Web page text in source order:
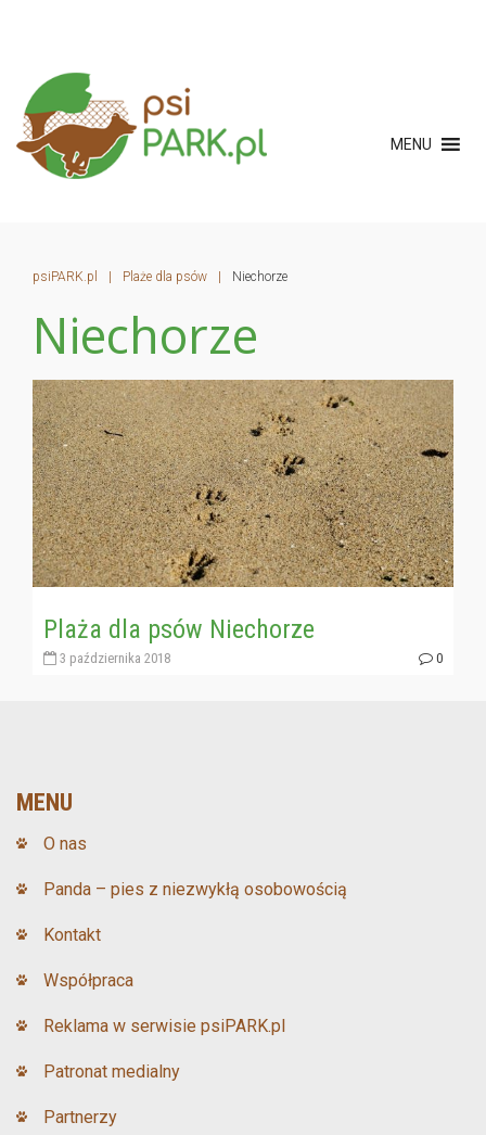
MENU
psiPARK.pl | Plaże dla psów | Niechorze
Niechorze
Plaża dla psów Niechorze
3 października 2018 0
MENU
O nas
Panda – pies z niezwykłą osobowością
Kontakt
Współpraca
Reklama w serwisie psiPARK.pl
Patronat medialny
Partnerzy